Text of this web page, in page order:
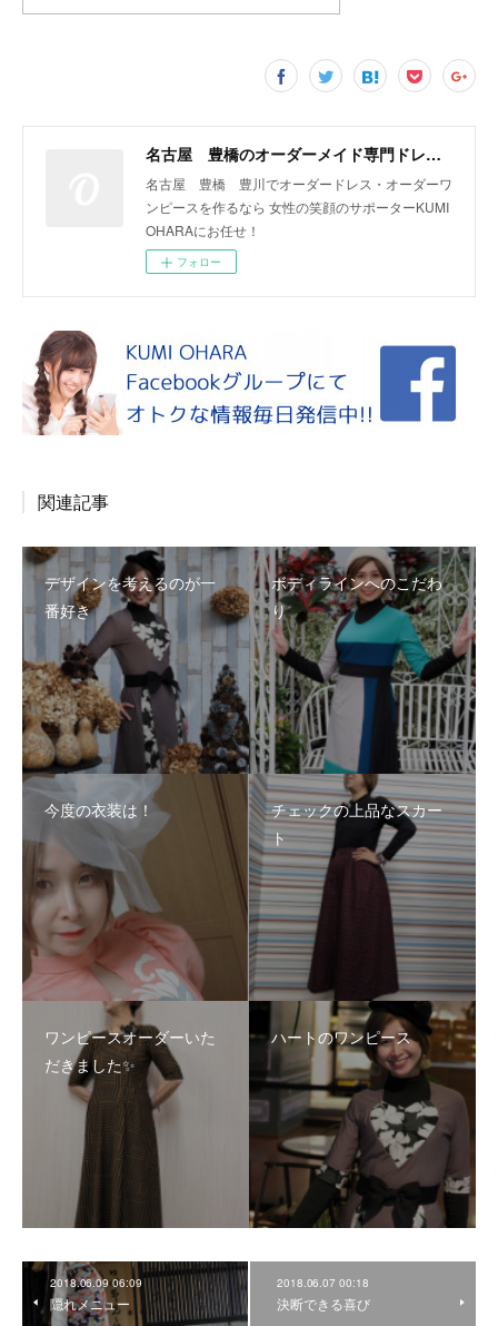
名古屋 豊橋のオーダーメイド専門ドレスデザイナー KUMI OHARA
名古屋 豊橋 豊川でオーダードレス・オーダーワ
ンピースを作るなら 女性の笑顔のサポーターKUMI
OHARAにお任せ！
フォロー
関連記事
デザインを考えるのが一
番好き
ボディラインへのこだわ
り
今度の衣装は！
チェックの上品なスカー
ト
ワンピースオーダーいた
だきました✨
ハートのワンピース
2018.06.09 06:09
隠れメニュー
2018.06.07 00:18
決断できる喜び